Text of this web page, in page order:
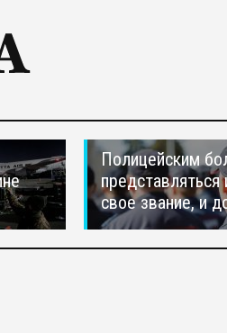
Полицейским
представляться
свое звание, и